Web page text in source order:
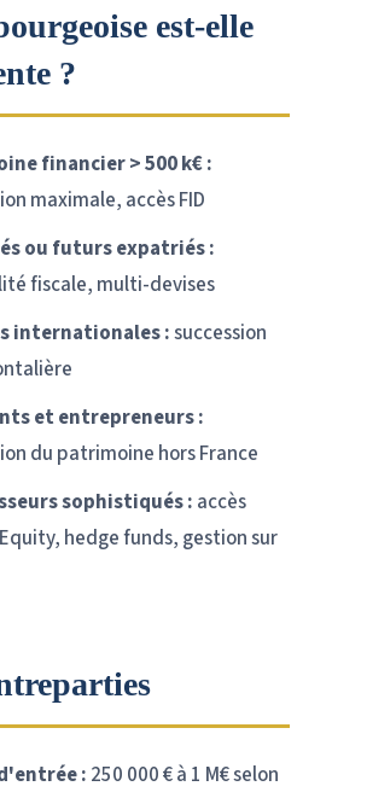
est-elle
?
financier > 500 k€ :
maximale, accès FID
ou futurs expatriés :
fiscale, multi-devises
internationales :succession
et entrepreneurs :
du patrimoine hors France
sophistiqués : accès
hedge funds, gestion sur
: 250 000 € à 1 M€ selon